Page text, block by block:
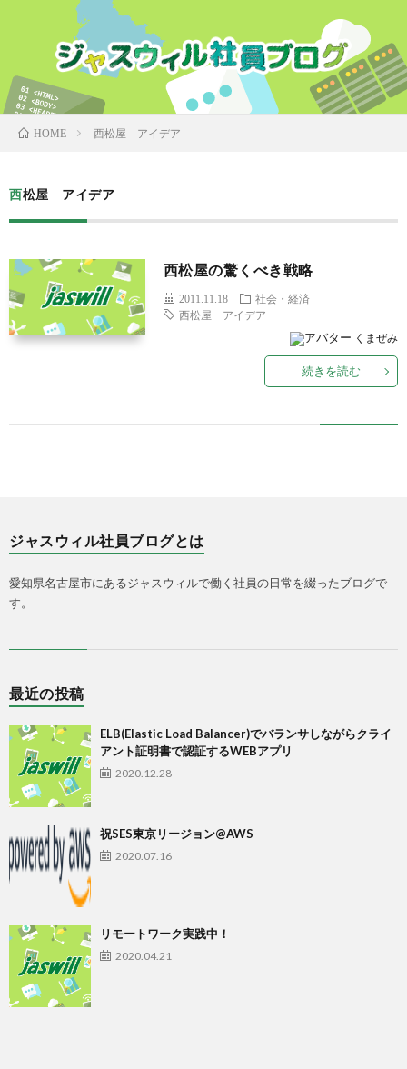
HOME 西松屋 アイデア
西松屋 アイデア
西松屋の驚くべき戦略
2011.11.18
社会・経済
西松屋 アイデア
くまぜみ
続きを読む
ジャスウィル社員ブログとは
愛知県名古屋市にあるジャスウィルで働く社員の日常を綴ったブログで
す。
最近の投稿
ELB(Elastic Load Balancer)でバランサしながらクライ
アント証明書で認証するWEBアプリ
2020.12.28
祝SES東京リージョン@AWS
2020.07.16
リモートワーク実践中！
2020.04.21